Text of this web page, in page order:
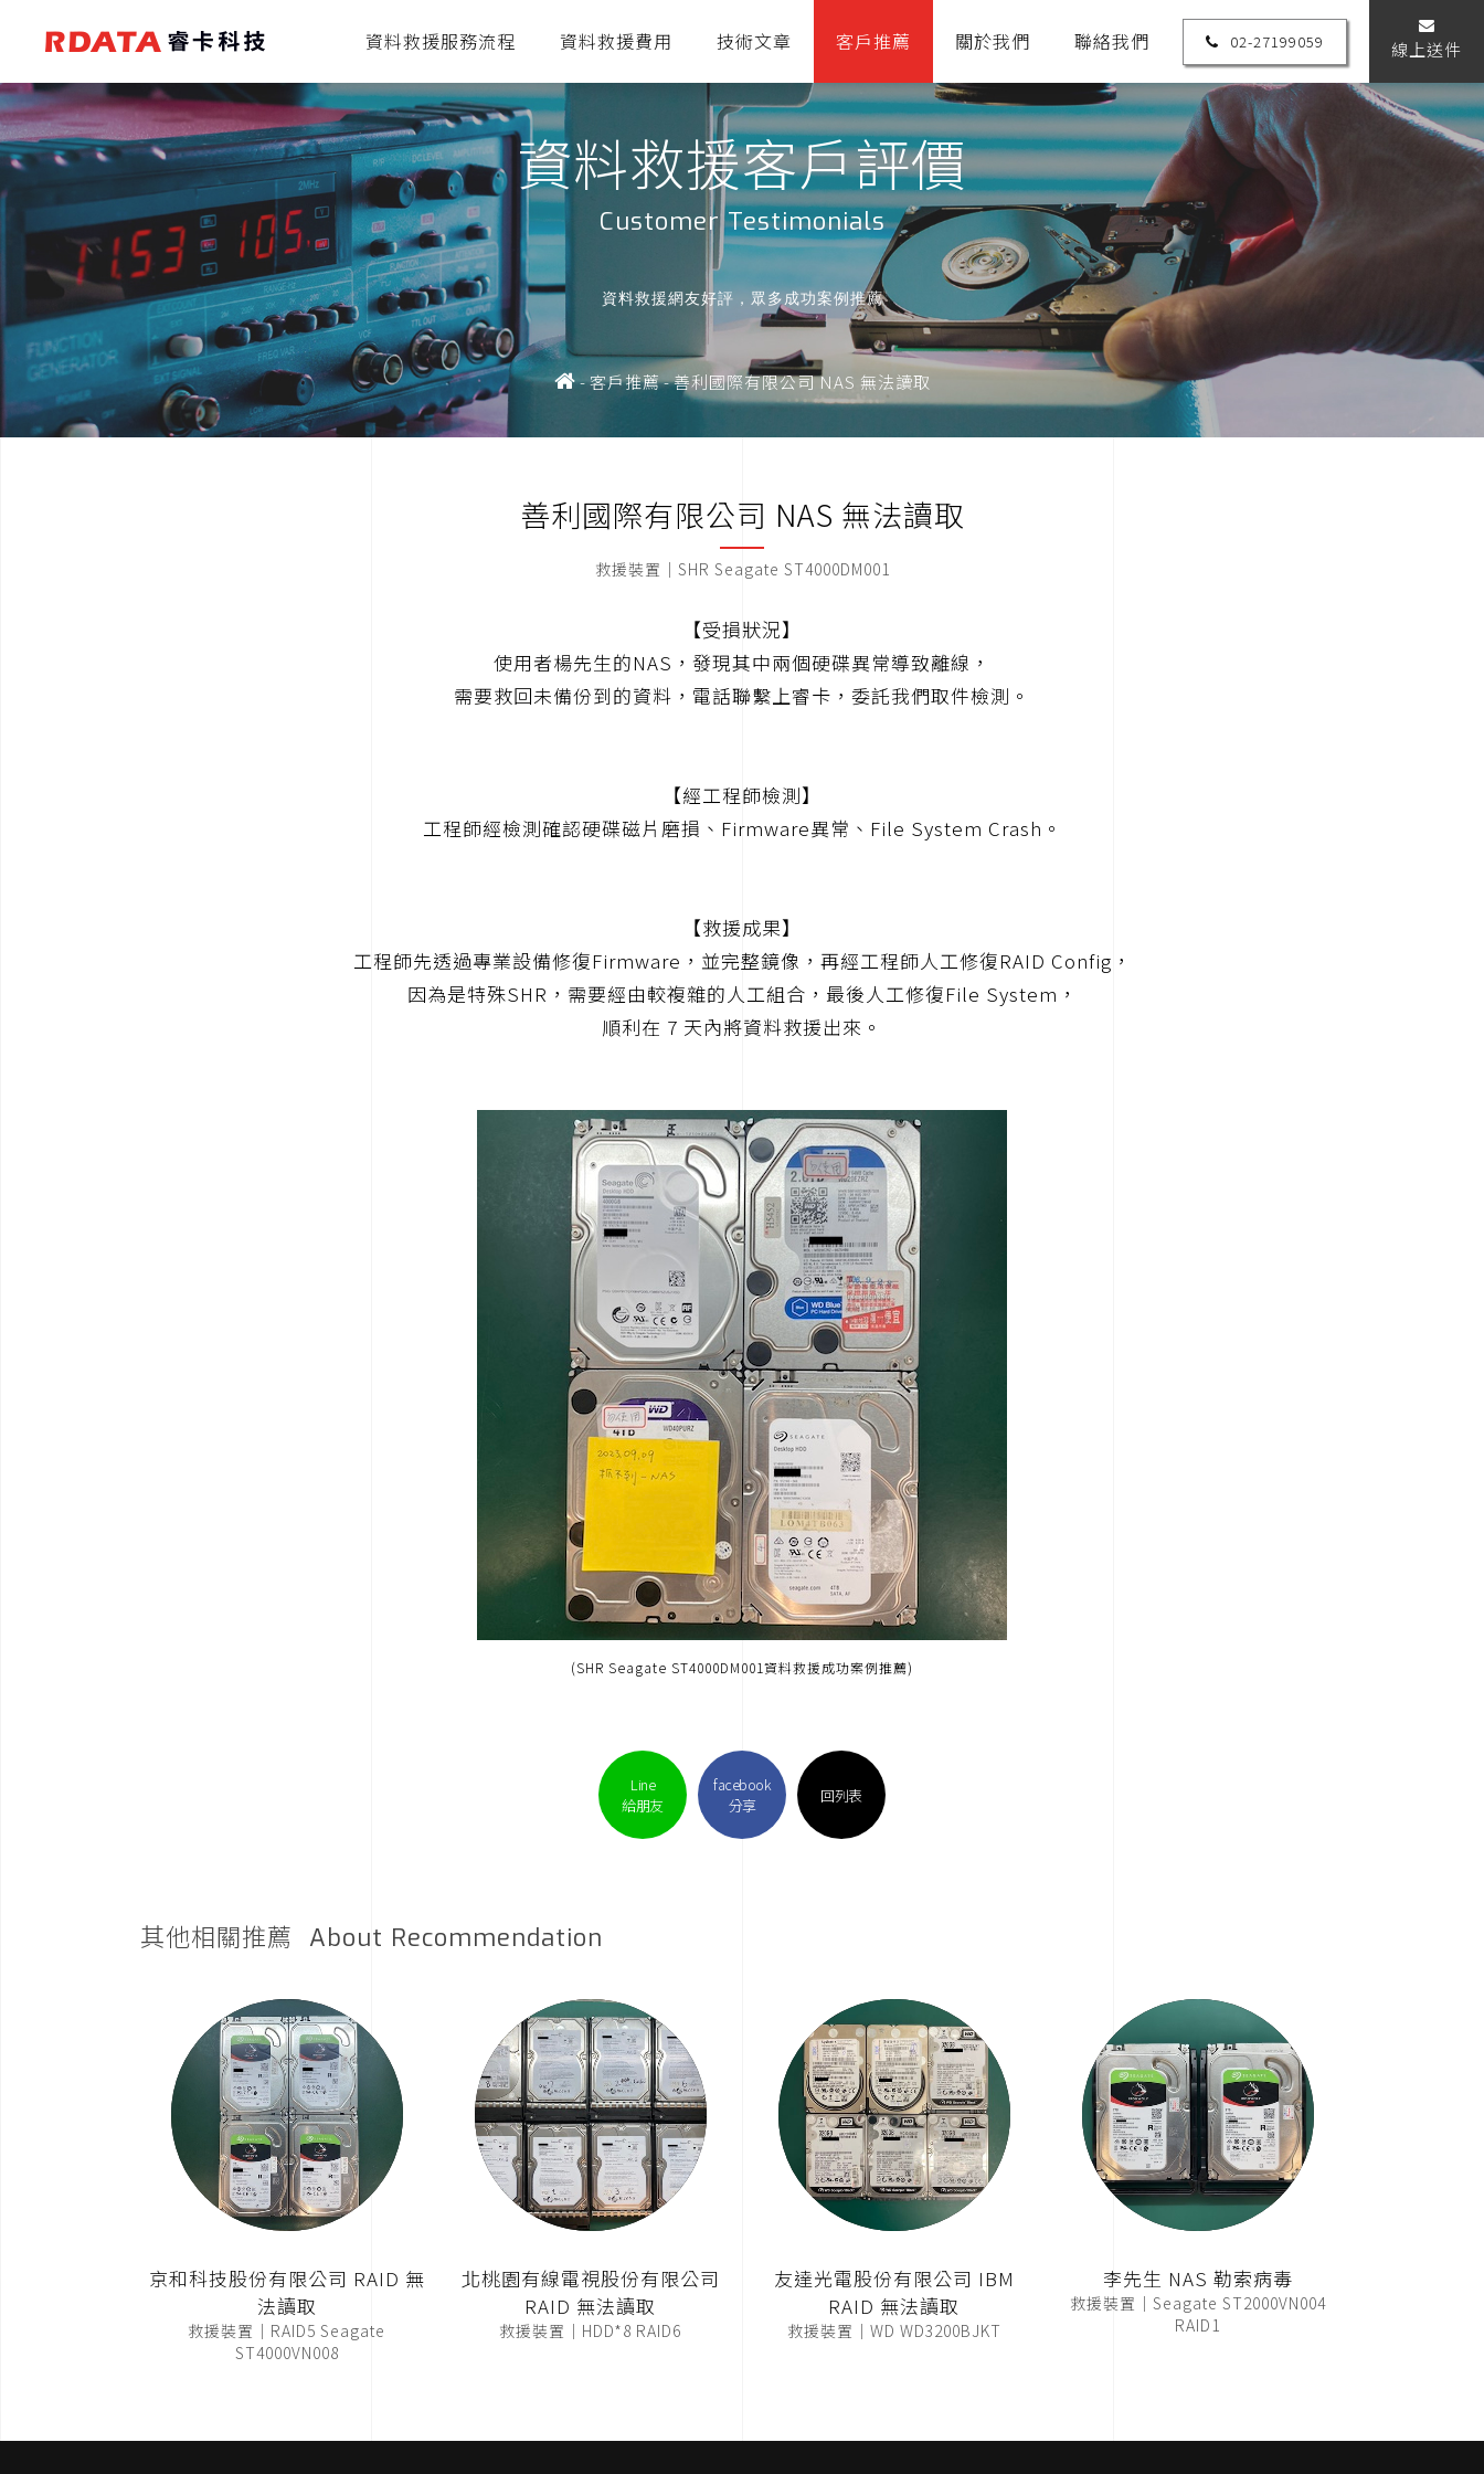
資料救援服務流程 資料救援費用 技術文章 客戶推薦 關於我們 聯絡我們 02-27199059 線上送件
資料救援客戶評價
Customer Testimonials
資料救援網友好評，眾多成功案例推薦
-客戶推薦-善利國際有限公司 NAS 無法讀取
善利國際有限公司 NAS 無法讀取
救援裝置｜SHR Seagate ST4000DM001
【受損狀況】
使用者楊先生的NAS，發現其中兩個硬碟異常導致離線，
需要救回未備份到的資料，電話聯繫上睿卡，委託我們取件檢測。
【經工程師檢測】
工程師經檢測確認硬碟磁片磨損、Firmware異常、File System Crash。
【救援成果】
工程師先透過專業設備修復Firmware，並完整鏡像，再經工程師人工修復RAID Config，
因為是特殊SHR，需要經由較複雜的人工組合，最後人工修復File System，
順利在 7 天內將資料救援出來。
(SHR Seagate ST4000DM001資料救援成功案例推薦)
Line
給朋友
facebook
分享
回列表
其他相關推薦 About Recommendation
京和科技股份有限公司 RAID 無
法讀取
救援裝置｜RAID5 Seagate
ST4000VN008
北桃園有線電視股份有限公司
RAID 無法讀取
救援裝置｜HDD*8 RAID6
友達光電股份有限公司 IBM
RAID 無法讀取
救援裝置｜WD WD3200BJKT
李先生 NAS 勒索病毒
救援裝置｜Seagate ST2000VN004
RAID1